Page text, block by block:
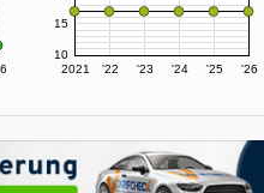
2021 '22 '23 '24 '25 '26
10
15